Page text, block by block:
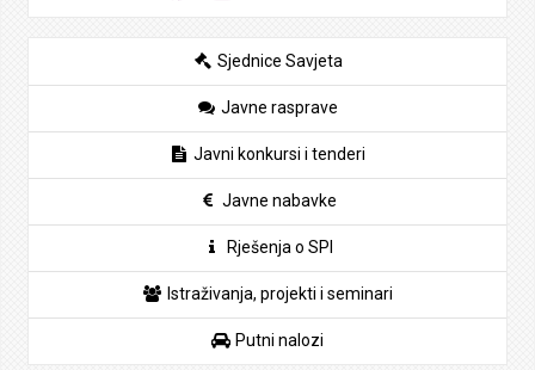
Sjednice Savjeta
Javne rasprave
Javni konkursi i tenderi
Javne nabavke
Rješenja o SPI
Istraživanja, projekti i seminari
Putni nalozi